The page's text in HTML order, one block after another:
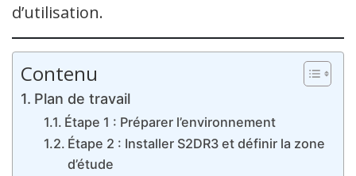
d’utilisation.
Contenu
Plan de travail
Étape 1 : Préparer l’environnement
Étape 2 : Installer S2DR3 et définir la zone
d’étude